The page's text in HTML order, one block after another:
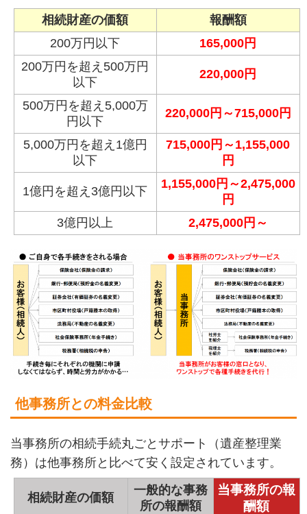
相続財産の価額
報酬額
200万円以下
165,000円
200万円を超え500万円
以下
220,000円
500万円を超え5,000万
円以下
220,000円～715,000円
5,000万円を超え1億円
以下
715,000円～1,155,000
円
1億円を超え3億円以下
1,155,000円～2,475,000
円
3億円以上
2,475,000円～
他事務所との料金比較
当事務所の相続手続丸ごとサポート（遺産整理業
務）は他事務所と比べて安く設定されています。
相続財産の価額
一般的な事務
所の報酬額
当事務所の報
酬額